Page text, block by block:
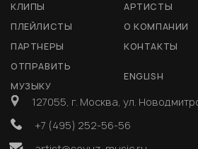
КЛИПЫ
АРТИСТЫ
ПЛЕЙЛИСТЫ
О КОМПАНИИ
ПАРТНЕРЫ
КОНТАКТЫ
ОТПРАВИТЬ
МУЗЫКУ
ENGLISH
127055, г. Москва, ул.
+7 (495) 252-56-56